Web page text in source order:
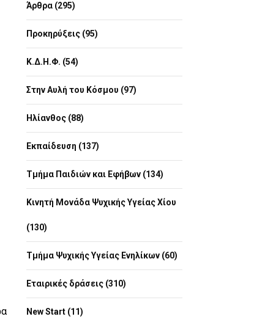
Άρθρα (295)
Προκηρύξεις (95)
Κ.Δ.Η.Φ. (54)
Στην Αυλή του Κόσμου (97)
Ηλίανθος (88)
Εκπαίδευση (137)
Τμήμα Παιδιών και Εφήβων (134)
Κινητή Μονάδα Ψυχικής Υγείας Χίου
(130)
Τμήμα Ψυχικής Υγείας Ενηλίκων (60)
Εταιρικές δράσεις (310)
New Start (11)